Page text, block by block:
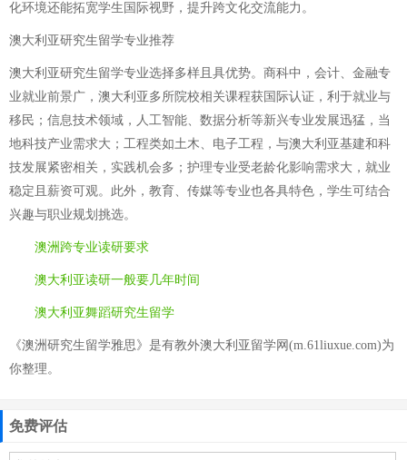
化环境还能拓宽学生国际视野，提升跨文化交流能力。
澳大利亚研究生留学专业推荐
澳大利亚研究生留学专业选择多样且具优势。商科中，会计、金融专
业就业前景广，澳大利亚多所院校相关课程获国际认证，利于就业与
移民；信息技术领域，人工智能、数据分析等新兴专业发展迅猛，当
地科技产业需求大；工程类如土木、电子工程，与澳大利亚基建和科
技发展紧密相关，实践机会多；护理专业受老龄化影响需求大，就业
稳定且薪资可观。此外，教育、传媒等专业也各具特色，学生可结合
兴趣与职业规划挑选。
澳洲跨专业读研要求
澳大利亚读研一般要几年时间
澳大利亚舞蹈研究生留学
《澳洲研究生留学雅思》是有教外澳大利亚留学网(m.61liuxue.com)为
你整理。
免费评估